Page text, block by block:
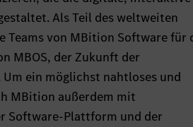
Als Teil des weltweiten
Teams von MBition Software für
MBOS, der Zukunft der
ein möglichst nahtloses und
MBition außerdem mit
Software-Plattform und der